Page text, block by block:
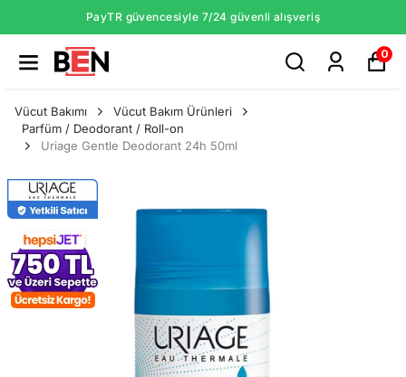
PayTR güvencesiyle 7/24 güvenli alışveriş
0
Vücut Bakımı
Vücut Bakım Ürünleri
Parfüm / Deodorant / Roll-on
Uriage Gentle Deodorant 24h 50ml